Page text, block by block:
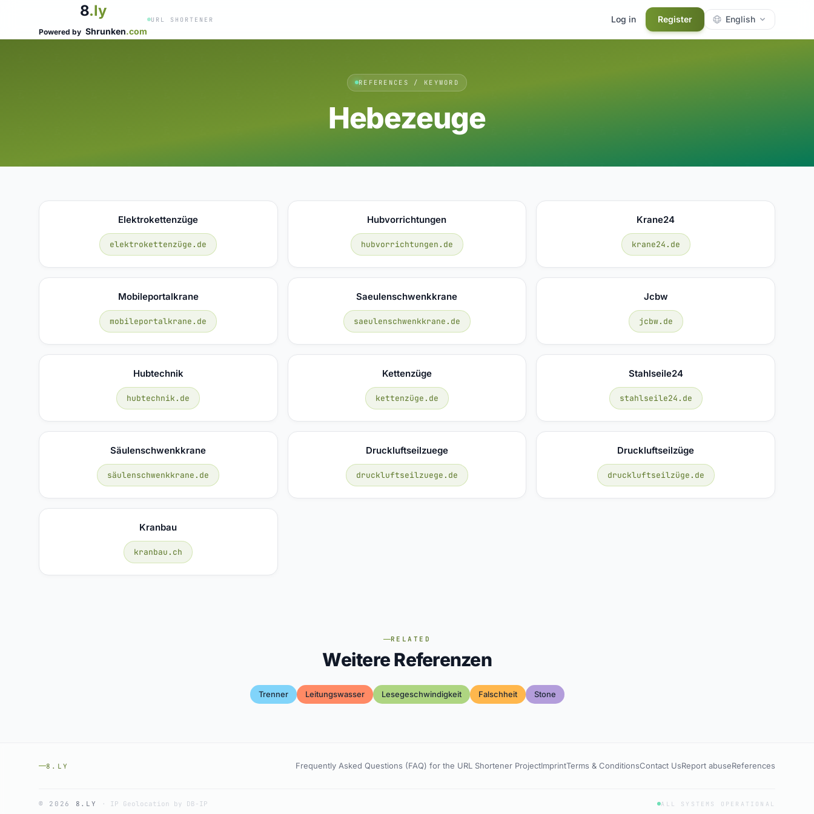
8.ly
Powered by Shrunken.com
URL SHORTENER Log in Register English
REFERENCES / KEYWORD
Hebezeuge
Elektrokettenzüge
elektrokettenzüge.de
Hubvorrichtungen
hubvorrichtungen.de
Krane24
krane24.de
Mobileportalkrane
mobileportalkrane.de
Saeulenschwenkkrane
saeulenschwenkkrane.de
Jcbw
jcbw.de
Hubtechnik
hubtechnik.de
Kettenzüge
kettenzüge.de
Stahlseile24
stahlseile24.de
Säulenschwenkkrane
säulenschwenkkrane.de
Druckluftseilzuege
druckluftseilzuege.de
Druckluftseilzüge
druckluftseilzüge.de
Kranbau
kranbau.ch
RELATED
Weitere Referenzen
Trenner Leitungswasser Lesegeschwindigkeit Falschheit Stone
8.LY Frequently Asked Questions (FAQ) for the URL Shortener ProjectImprintTerms & ConditionsContact UsReport abuseReferences
© 2026 8.LY · IP Geolocation by DB-IP ALL SYSTEMS OPERATIONAL